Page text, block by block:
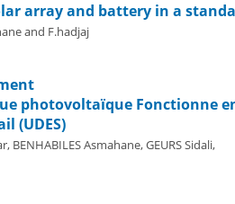
array and battery in a
and F.hadjaj
photovoltaïque Fonctionne
(UDES)
BENHABILES Asmahane, GEURS Sidali,